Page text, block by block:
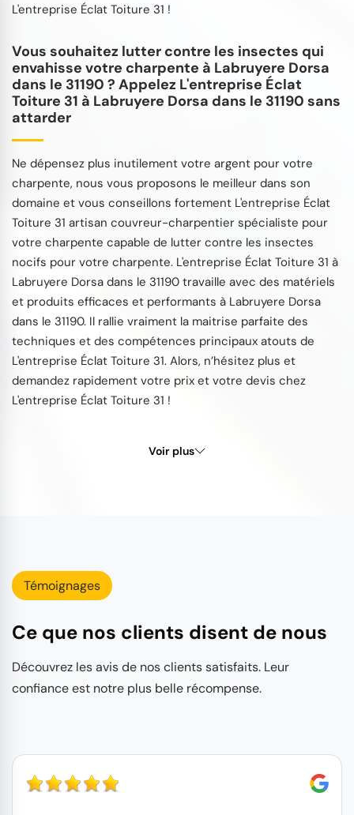
L'entreprise Éclat Toiture 31 !
Vous souhaitez lutter contre les insectes qui
envahisse votre charpente à Labruyere Dorsa
dans le 31190 ? Appelez L'entreprise Éclat
Toiture 31 à Labruyere Dorsa dans le 31190 sans
attarder
Ne dépensez plus inutilement votre argent pour votre
charpente, nous vous proposons le meilleur dans son
domaine et vous conseillons fortement L'entreprise Éclat
Toiture 31 artisan couvreur-charpentier spécialiste pour
votre charpente capable de lutter contre les insectes
nocifs pour votre charpente. L'entreprise Éclat Toiture 31 à
Labruyere Dorsa dans le 31190 travaille avec des matériels
et produits efficaces et performants à Labruyere Dorsa
dans le 31190. Il rallie vraiment la maitrise parfaite des
techniques et des compétences principaux atouts de
L'entreprise Éclat Toiture 31. Alors, n’hésitez plus et
demandez rapidement votre prix et votre devis chez
L'entreprise Éclat Toiture 31 !
Voir plus
Témoignages
Ce que nos clients disent de nous
Découvrez les avis de nos clients satisfaits. Leur
confiance est notre plus belle récompense.